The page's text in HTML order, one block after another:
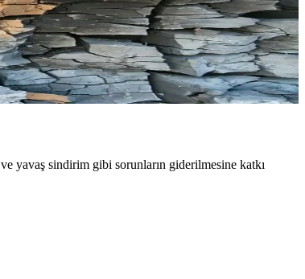
ve uzman tavsiyesiyle etkili olabilir.
yavaş sindirim gibi sorunların giderilmesine katkı